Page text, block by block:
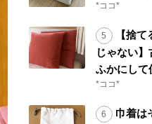
*ココ*
【捨て
じゃない
ふかにして
*ココ*
巾着は